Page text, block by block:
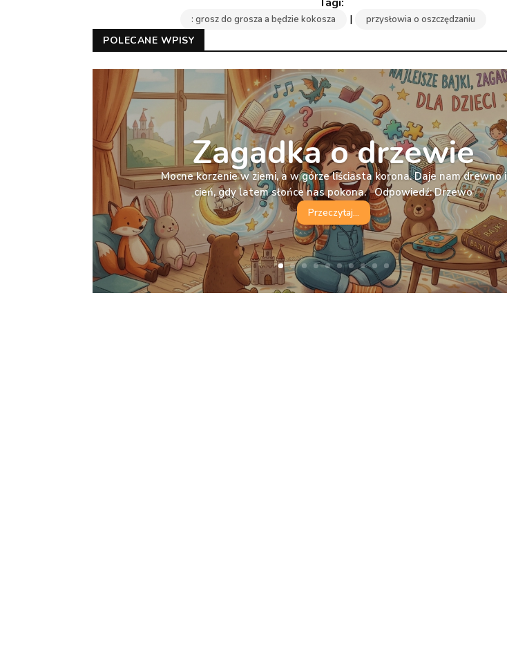
: grosz do grosza a będzie kokosza | przysłowia o oszczędzaniu
POLECANE WPISY
Zagadka o drzewie
Mocne korzenie w ziemi, a w górze liściasta korona. Daje nam drewno i
cień, gdy latem słońce nas pokona. Odpowiedź: Drzewo
Przeczytaj...